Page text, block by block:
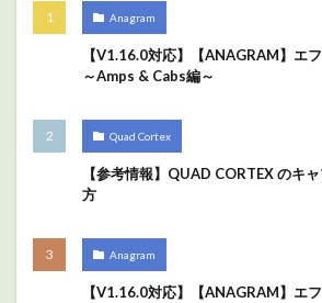
Anagram
【V1.16.0対応】【ANAGRAM】エ
～Amps & Cabs編～
Quad Cortex
【参考情報】QUAD CORTEX のキ
方
Anagram
【V1.16.0対応】【ANAGRAM】エ